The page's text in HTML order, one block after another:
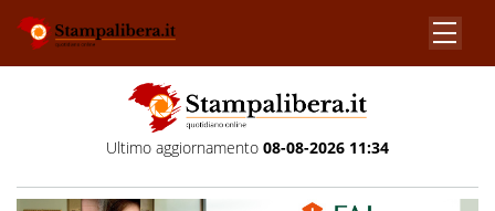
Ultimo aggiornamento 08-08-2026 11:34